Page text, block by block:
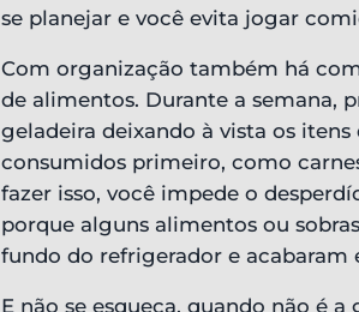
se planejar e você evita jogar
Com organização também há
de alimentos. Durante a semana,
geladeira deixando à vista os itens
consumidos primeiro, como
fazer isso, você impede o
porque alguns alimentos ou
fundo do refrigerador e acabaram
E não se esqueça, quando não é